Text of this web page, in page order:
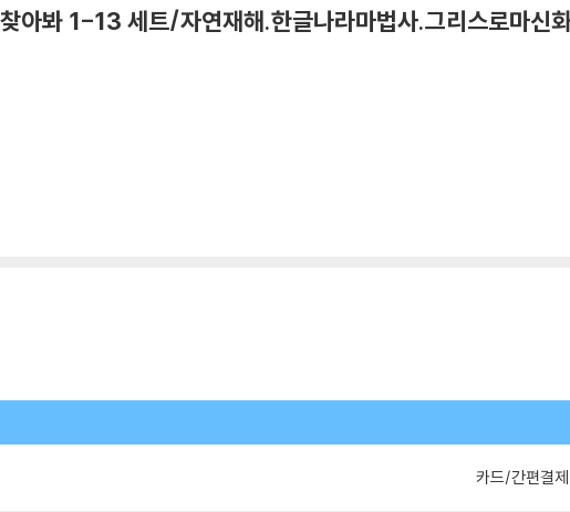
아봐 1-13 세트/자연재해.한글나라마법사.그리스로마신
카드/간편결